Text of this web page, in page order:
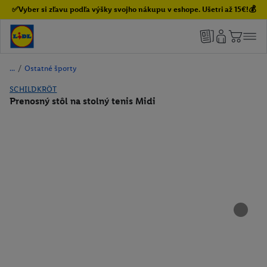
✅Vyber si zľavu podľa výšky svojho nákupu v eshope. Ušetri až 15€!💰
/ Ostatné športy
SCHILDKRÖT
Prenosný stôl na stolný tenis Midi